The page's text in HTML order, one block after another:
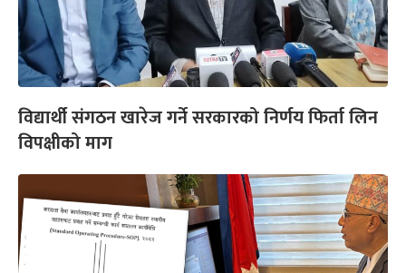
विद्यार्थी संगठन खारेज गर्ने सरकारको निर्णय फिर्ता लिन
विपक्षीको माग